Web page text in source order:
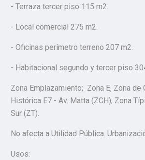
- Terraza tercer piso 115 m2.
- Local comercial 275 m2.
- Oficinas perímetro terreno 207 m2.
- Habitacional segundo y tercer piso
Zona Emplazamiento; Zona E, Zona de
Histórica E7 - Av. Matta (ZCH), Zona
Sur (ZT).
No afecta a Utilidad Pública.
Usos: